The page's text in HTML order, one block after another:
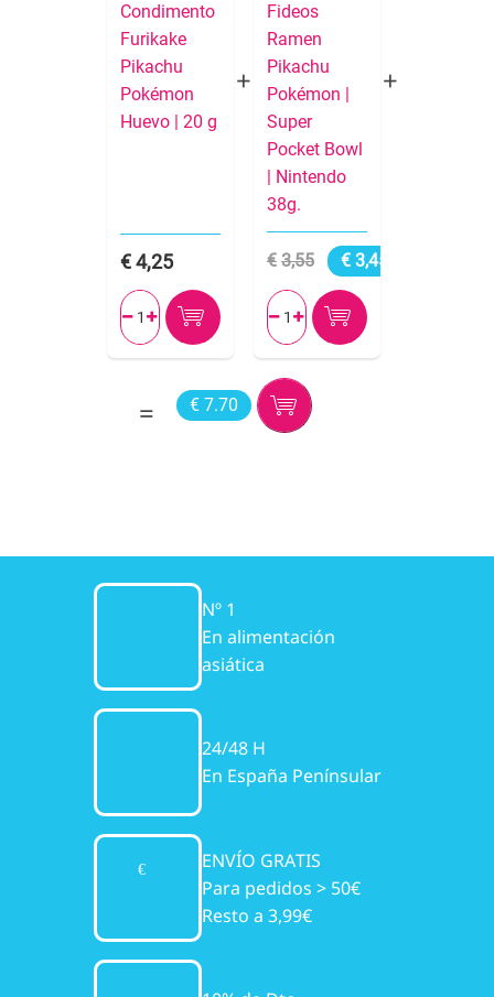
Condimento
Furikake
Pikachu
Pokémon
Huevo | 20 g
4,25
 
Fideos
Ramen
Pikachu
Pokémon |
Super
Pocket Bowl
| Nintendo
38g.
3,55 3,45
 
€ 7.70
Nº 1
En alimentación
asiática
24/48 H
En España Penínsular
ENVÍO GRATIS
Para pedidos > 50€
Resto a 3,99€